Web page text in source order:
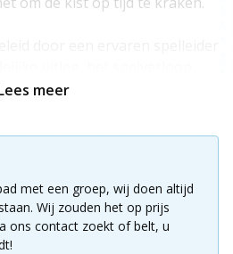
in de gaten houdt. Hierdoor
van 4 tot 6 personen. Zijn
Dan ontstaat er direct
welk team kraakt als eerste
minste hints nodig?
meer
met een groep, wij doen altijd
Wij zouden het op prijs
ons contact zoekt of belt, u